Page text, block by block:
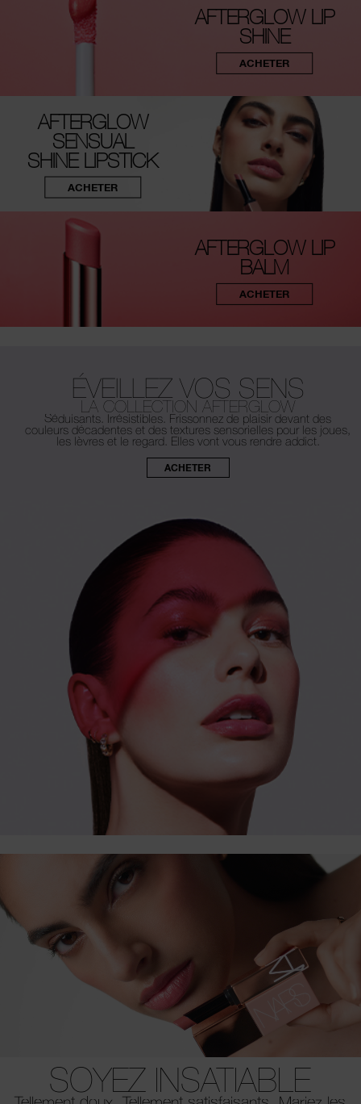
AFTERGLOW LIP
SHINE
ACHETER
AFTERGLOW
SENSUAL
SHINE LIPSTICK
ACHETER
AFTERGLOW LIP
BALM
ACHETER
ÉVEILLEZ VOS SENS
LA COLLECTION AFTERGLOW
Séduisants. Irrésistibles. Frissonnez de plaisir devant des
couleurs décadentes et des textures sensorielles pour les joues,
les lèvres et le regard. Elles vont vous rendre addict.
ACHETER
SOYEZ INSATIABLE